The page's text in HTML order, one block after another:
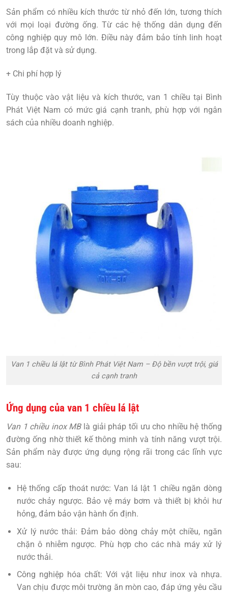
Sản phẩm có nhiều kích thước từ nhỏ đến lớn, tương thích
với mọi loại đường ống. Từ các hệ thống dân dụng đến
công nghiệp quy mô lớn. Điều này đảm bảo tính linh hoạt
trong lắp đặt và sử dụng.
+ Chi phí hợp lý
Tùy thuộc vào vật liệu và kích thước, van 1 chiều tại Bình
Phát Việt Nam có mức giá cạnh tranh, phù hợp với ngân
sách của nhiều doanh nghiệp.
Van 1 chiều lá lật từ Bình Phát Việt Nam – Độ bền vượt trội, giá
cả cạnh tranh
Ứng dụng của van 1 chiều lá lật
Van 1 chiều inox MBlà giải pháp tối ưu cho nhiều hệ thống
đường ống nhờ thiết kế thông minh và tính năng vượt trội.
Sản phẩm này được ứng dụng rộng rãi trong các lĩnh vực
sau:
Hệ thống cấp thoát nước: Van lá lật 1 chiều ngăn dòng
nước chảy ngược. Bảo vệ máy bơm và thiết bị khỏi hư
hỏng, đảm bảo vận hành ổn định.
Xử lý nước thải: Đảm bảo dòng chảy một chiều, ngăn
chặn ô nhiễm ngược. Phù hợp cho các nhà máy xử lý
nước thải.
Công nghiệp hóa chất: Với vật liệu như inox và nhựa.
Van chịu được môi trường ăn mòn cao, đáp ứng yêu cầu